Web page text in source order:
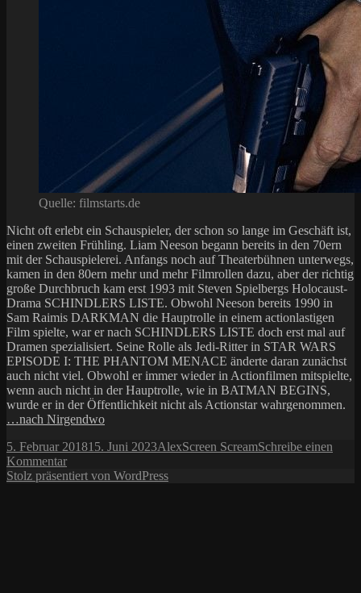
Quelle: filmstarts.de
Nicht oft erlebt ein Schauspieler, der schon so lange im Geschäft ist,
einen zweiten Frühling. Liam Neeson begann bereits in den 70ern
mit der Schauspielerei. Anfangs noch auf Theaterbühnen unterwegs,
kamen in den 80ern mehr und mehr Filmrollen dazu, aber der richtig
große Durchbruch kam erst 1993 mit Steven Spielbergs Holocaust-
Drama SCHINDLERS LISTE. Obwohl Neeson bereits 1990 in
Sam Raimis DARKMAN die Hauptrolle in einem actionlastigen
Film spielte, war er nach SCHINDLERS LISTE doch erst mal auf
Dramen spezialisiert. Seine Rolle als Jedi-Ritter in STAR WARS
EPISODE I: THE PHANTOM MENACE änderte daran zunächst
auch nicht viel. Obwohl er immer wieder in Actionfilmen mitspielte,
wenn auch nicht in der Hauptrolle, wie in BATMAN BEGINS,
wurde er in der Öffentlichkeit nicht als Actionstar wahrgenommen.
…nach Nirgendwo
Veröffentlicht
am
5. Februar 201815. Juni 2023Autor
AlexKategorien
Screen ScreamSchreibe einen
Kommentarzu
Es
Stolz präsentiert von WordPress